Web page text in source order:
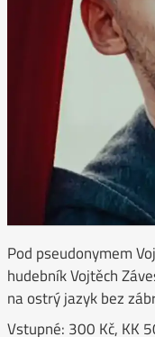
Pod pseudonymem
hudebník Vojtěch
na ostrý jazyk bez
Vstupné: 300 Kč, KK